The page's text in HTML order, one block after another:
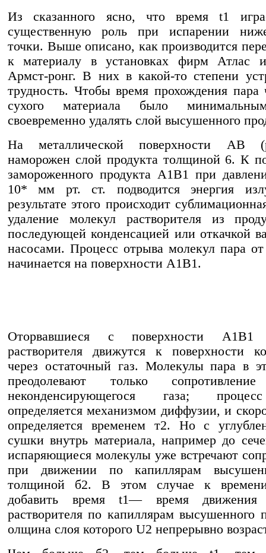
Из сказанного ясно, что время t1
существенную роль при испарении
точки. Выше описано, как производится
к материалу в установках фирм Атлас
Армст-ронг. В них в какой-то степени
трудность. Чтобы время прохождения пара
сухого материала было
своевременно удалять слой высушенного
На металлической поверхности AB
наморожен слой продукта толщиной 6. К
замороженного продукта A1B1 при
10* мм рт. ст. подводится энергия
результате этого происходит
удаление молекул растворителя из
последующей конденсацией или откачкой
насосами. Процесс отрыва молекул пара от
начинается на поверхности A1B1.
Оторвавшиеся с поверхности A1B1
растворителя движутся к поверхности
через остаточный газ. Молекулы пара в
преодолевают только
неконденсирующегося газа;
определяется механизмом диффузии, и
определяется временем т2. Но с
сушки внутрь материала, например до
испаряющиеся молекулы уже встречают
при движении по капиллярам
толщиной б2. В этом случае к
добавить время t1— время движения
растворителя по капиллярам высушенного
олщина слоя которого U2 непрерывно